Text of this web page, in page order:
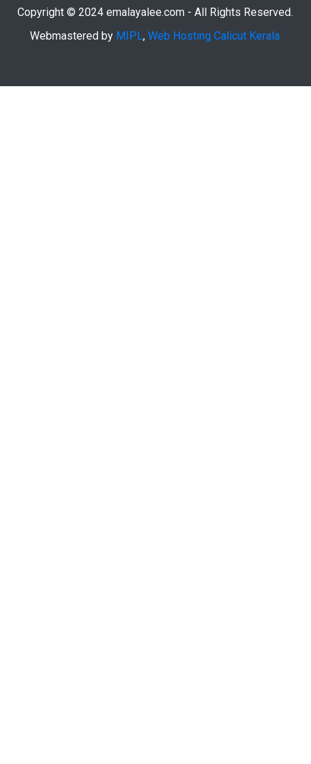
Copyright © 2024 emalayalee.com - All Rights Reserved.
Webmastered by MIPL, Web Hosting Calicut Kerala